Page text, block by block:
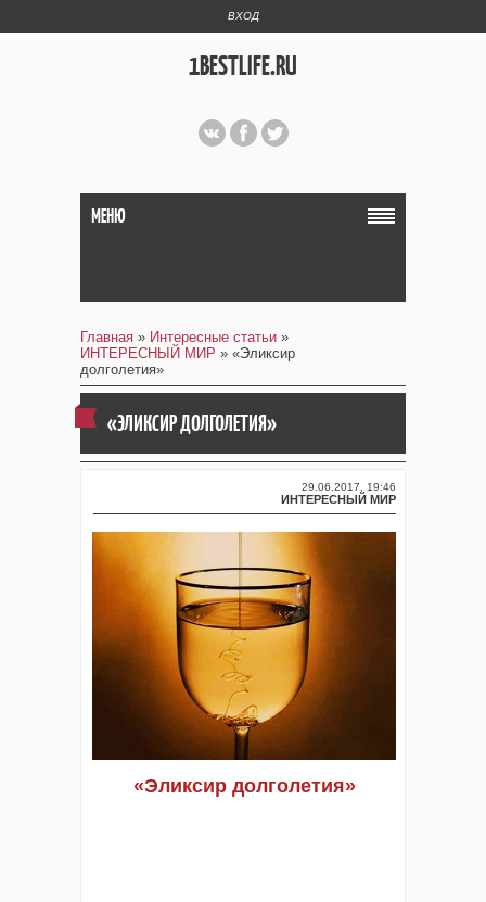
ВХОД
1BESTLIFE.RU
МЕНЮ
Главная » Интересные статьи »
ИНТЕРЕСНЫЙ МИР » «Эликсир
долголетия»
«ЭЛИКСИР ДОЛГОЛЕТИЯ»
29.06.2017, 19:46
ИНТЕРЕСНЫЙ МИР
«Эликсир долголетия»